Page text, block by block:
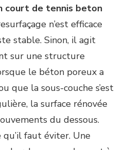
court de tennis beton
n’est efficace
stable. Sinon, il agit
sur une structure
le béton poreux a
que la sous-couche s’est
la surface rénovée
du dessous.
qu’il faut éviter. Une